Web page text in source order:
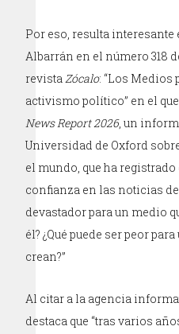
Por eso, resulta
Albarrán en el número 318
revista Zócalo: “Los Medios
activismo político” en el
News Report 2026, un
Universidad de Oxford
el mundo, que ha
confianza en las noticias
devastador para un medio
él? ¿Qué puede ser peor
crean?”
Al citar a la agencia
destaca que “tras varios